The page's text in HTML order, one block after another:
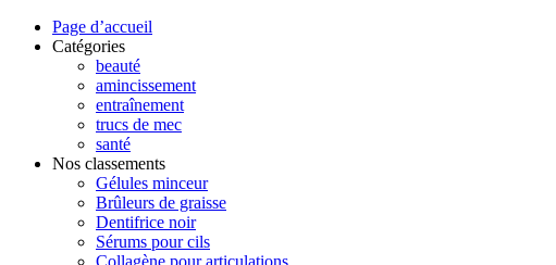
Page d’accueil
Catégories
beauté
amincissement
entraînement
trucs de mec
santé
Nos classements
Gélules minceur
Brûleurs de graisse
Dentifrice noir
Sérums pour cils
Collagène pour articulations